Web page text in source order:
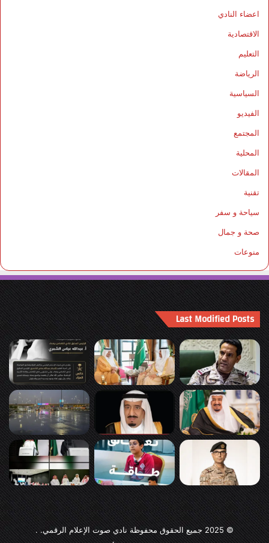
اعضاء النادي
الاقتصادية
التعليم
الرياضة
السياسية
الفيديو
المجتمع
المحلية
المقالات
تقنية
سياحة و سفر
صحة و جمال
منوعات
Last Modified Posts
© 2025 جميع الحقوق محفوظة نادي صوت الإعلام الرقمي. .